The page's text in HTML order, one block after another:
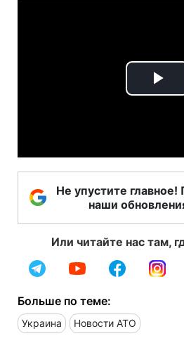
Не упустите
наши
Или читайте нас там,
Больше по теме:
Украина Новости АТО